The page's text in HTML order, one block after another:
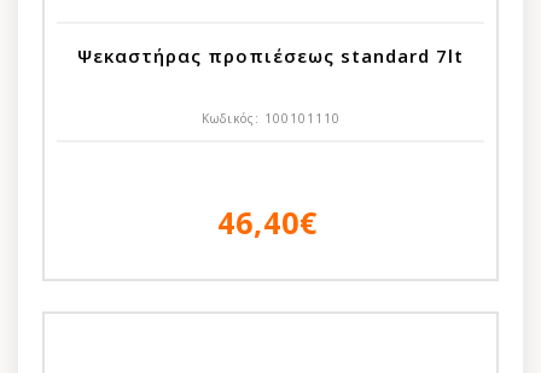
Ψεκαστήρας προπιέσεως standard 7lt
Κωδικός: 100101110
46,40€